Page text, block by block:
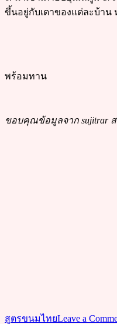
ขึ้นอยู่กับเตาของแต่ละบ้าน
พร้อมทาน
ขอบคุณข้อมูลจาก sujitrar
สูตรขนมไทยLeave a